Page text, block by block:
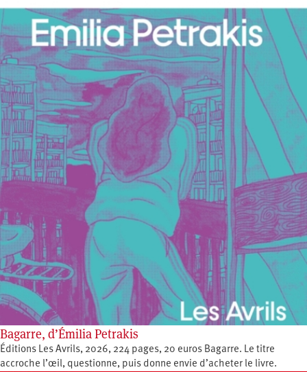
Bagarre, d’Émilia Petrakis
Éditions Les Avrils, 2026, 224 pages, 20 euros Bagarre. Le titre
accroche l’œil, questionne, puis donne envie d’acheter le livre.